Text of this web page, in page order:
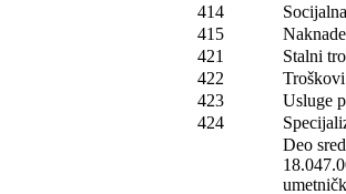
414
415
421
Stalni
422
423
Usluge
424
Deo